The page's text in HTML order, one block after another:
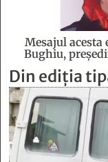
Mesajul
Bughiu,
Din ediția